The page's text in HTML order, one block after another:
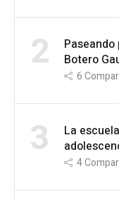
2
Paseando
Botero
6
3
La
4